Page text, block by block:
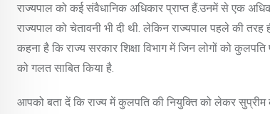
राज्यपाल को कई संवैधानिक अधिकार प्राप्त हैं.उनमें से एक
राज्यपाल को चेतावनी भी दी थी. लेकिन राज्यपाल पहले की तरह
कहना है कि राज्य सरकार शिक्षा विभाग में जिन लोगों को
को गलत साबित किया है.
आपको बता दें कि राज्य में कुलपति की नियुक्ति को लेकर सुप्रीम